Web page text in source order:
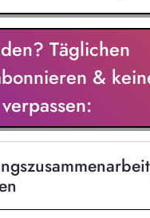
Täglichen
&